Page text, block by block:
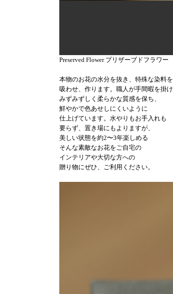
Preserved Flower プリザーブドフラワー
本物のお花の水分を抜き、特殊な染料を
吸わせ、作ります。職人が手間暇を掛け
みずみずしく柔らかな質感を保ち、
鮮やかで色あせしにくいように
仕上げています。水やりもお手入れも
要らず、置き場にもよりますが、
美しい状態を約2〜3年楽しめる
そんな素敵なお花をご自宅の
インテリアや大切な方への
贈り物にぜひ、ご利用ください。